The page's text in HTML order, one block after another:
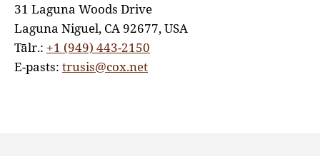
31 Laguna Woods Drive
Laguna Niguel, CA 92677, USA
Tālr.: +1 (949) 443-2150
E-pasts: trusis@cox.net